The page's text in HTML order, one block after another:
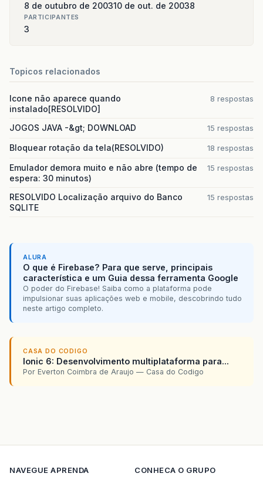
8 de outubro de 200310 de out. de 20038
PARTICIPANTES
3
Topicos relacionados
Icone não aparece quando
instalado[RESOLVIDO]
8 respostas
JOGOS JAVA -&gt; DOWNLOAD 15 respostas
Bloquear rotação da tela(RESOLVIDO) 18 respostas
Emulador demora muito e não abre (tempo de
espera: 30 minutos)
15 respostas
RESOLVIDO Localização arquivo do Banco
SQLITE
15 respostas
ALURA
O que é Firebase? Para que serve, principais
característica e um Guia dessa ferramenta Google
O poder do Firebase! Saiba como a plataforma pode
impulsionar suas aplicações web e mobile, descobrindo tudo
neste artigo completo.
CASA DO CODIGO
Ionic 6: Desenvolvimento multiplataforma para...
Por Everton Coimbra de Araujo — Casa do Codigo
NAVEGUE APRENDA CONHECA O GRUPO